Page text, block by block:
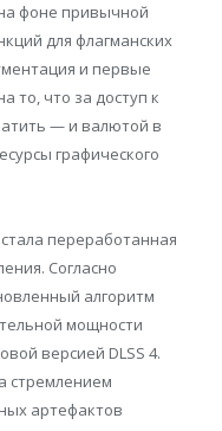
фоне привычной
для флагманских
и первые
то, что за доступ к
— и валютой в
графического
переработанная
Согласно
алгоритм
мощности
версией DLSS 4.
стремлением
артефактов